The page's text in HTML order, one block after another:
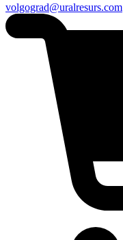
volgograd@uralresurs.com